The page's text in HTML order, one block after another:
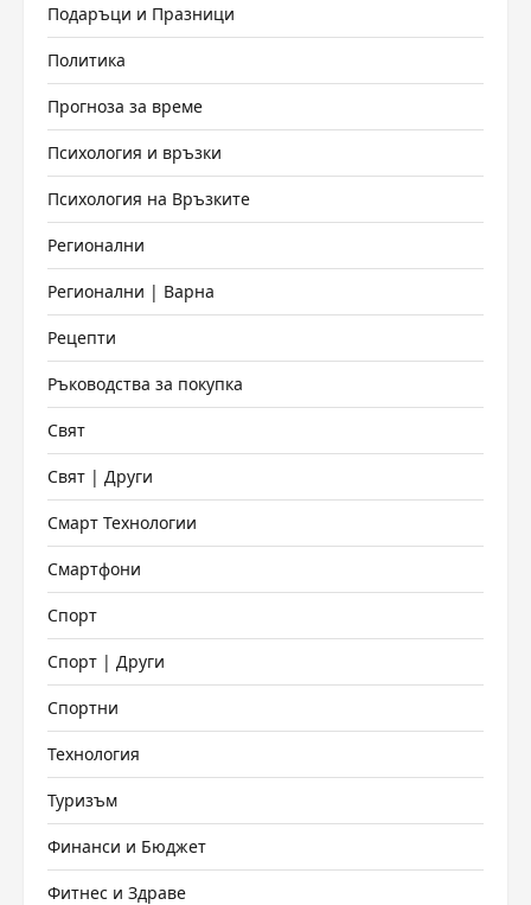
Подаръци и Празници
Политика
Прогноза за време
Психология и връзки
Психология на Връзките
Регионални
Регионални | Варна
Рецепти
Ръководства за покупка
Свят
Свят | Други
Смарт Технологии
Смартфони
Спорт
Спорт | Други
Спортни
Технология
Туризъм
Финанси и Бюджет
Фитнес и Здраве